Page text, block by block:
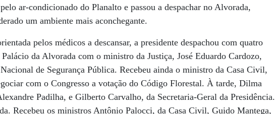
ar-condicionado do Planalto e passou a despachar no Alvorada,
um ambiente mais aconchegante.
pelos médicos a descansar, a presidente despachou com quatro
da Alvorada com o ministro da Justiça, José Eduardo Cardozo,
de Segurança Pública. Recebeu ainda o ministro da Casa Civil,
com o Congresso a votação do Código Florestal. À tarde, Dilma
Padilha, e Gilberto Carvalho, da Secretaria-Geral da Presidência.
Recebeu os ministros Antônio Palocci, da Casa Civil, Guido Mantega,